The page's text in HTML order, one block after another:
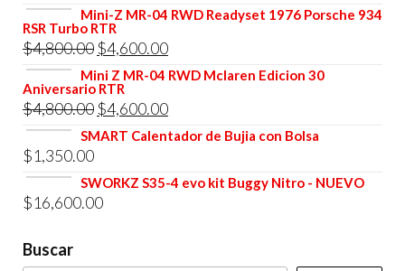
precio
original
era:
$4,800.00.
precio
es:
$4,600.00.
Mini-Z MR-04 RWD Readyset 1976 Porsche 934
RSR Turbo RTR
$4,800.00 El
precio
original
era:
$4,800.00.
$4,600.00El
precio
es:
$4,600.00.
Mini Z MR-04 RWD Mclaren Edicion 30
Aniversario RTR
$4,800.00 El
precio
era:
$4,800.00.
$4,600.00El
precio
es:
SMART Calentador de Bujia con Bolsa
$1,350.00
SWORKZ S35-4 evo kit Buggy Nitro - NUEVO
$16,600.00
Buscar